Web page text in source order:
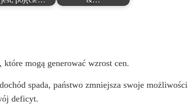
mogą generować wzrost cen.
spada, państwo zmniejsza swoje
deficyt.